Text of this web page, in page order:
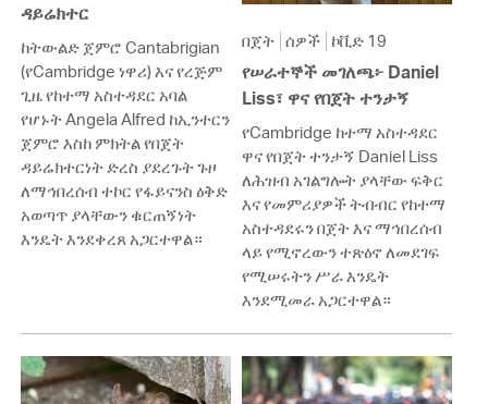
ዳይሬክተር
ከትውልድ ጀምሮ Cantabrigian
(የCambridge ነዋሪ) እና የረጅም
ጊዜ የከተማ አስተዳደር አባል
የሆኑት Angela Alfred ከኢንተርን
ጀምሮ እስከ ምክትል የበጀት
ዳይሬክተርነት ድረስ ያደረጉት ጉዞ
ለማኅበረሰብ ተኮር የፋይናንስ ዕቅድ
አወጣጥ ያላቸውን ቁርጠኝነት
እንዴት እንደቀረጸ አጋርተዋል።
በጀት ሰዎች ኮቪድ 19
የሠራተኞች መገለጫ፦ Daniel
Liss፣ ዋና የበጀት ተንታኝ
የCambridge ከተማ አስተዳደር
ዋና የበጀት ተንታኝ Daniel Liss
ለሕዝብ አገልግሎት ያላቸው ፍቅር
እና የመምሪያዎች ትብብር የከተማ
አስተዳደሩን በጀት እና ማኅበረሰብ
ላይ የሚኖረውን ተጽዕኖ ለመደገፍ
የሚሠሩትን ሥራ እንዴት
እንደሚመራ አጋርተዋል።